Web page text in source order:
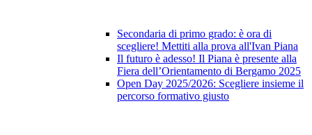
Secondaria di primo grado: è ora di
scegliere! Mettiti alla prova all'Ivan Piana
Il futuro è adesso! Il Piana è presente alla
Fiera dell’Orientamento di Bergamo 2025
Open Day 2025/2026: Scegliere insieme il
percorso formativo giusto